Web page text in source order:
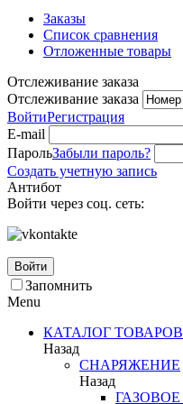
Заказы
Список сравнения
Отложенные товары
Отслеживание заказа
Отслеживание заказа
ВойтиРегистрация
E-mail
ПарольЗабыли пароль?
Создать учетную запись
Антибот
Войти через соц. сеть:
Войти
Запомнить
Menu
КАТАЛОГ ТОВАРОВ
Назад
СНАРЯЖЕНИЕ
Назад
ГАЗОВОЕ